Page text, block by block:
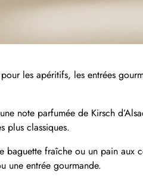
les apéritifs, les entrées
note parfumée de Kirsch
plus classiques.
baguette fraîche ou un pain aux
une entrée gourmande.